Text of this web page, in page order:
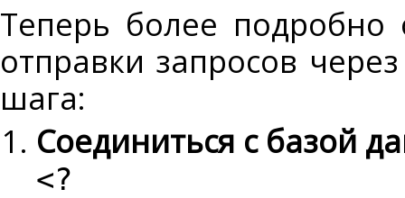
Теперь более подробно
отправки запросов
шага:
Соединиться с базой
<?